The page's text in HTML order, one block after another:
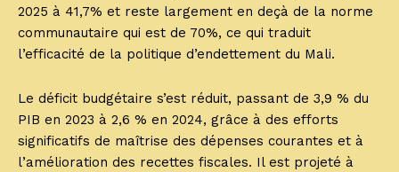
2025 à 41,7% et reste largement en deçà de la norme
communautaire qui est de 70%, ce qui traduit
l’efficacité de la politique d’endettement du Mali.
Le déficit budgétaire s’est réduit, passant de 3,9 % du
PIB en 2023 à 2,6 % en 2024, grâce à des efforts
significatifs de maîtrise des dépenses courantes et à
l’amélioration des recettes fiscales. Il est projeté à